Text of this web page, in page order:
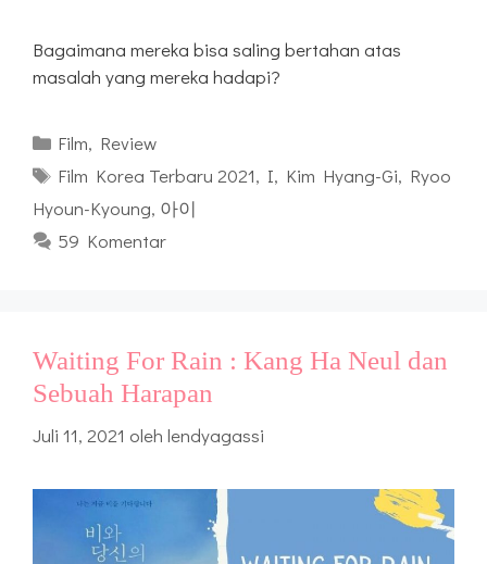
Bagaimana mereka bisa saling bertahan atas
masalah yang mereka hadapi?
Kategori
Film, Review
Tag
Film Korea Terbaru 2021, I, Kim Hyang-Gi, Ryoo
Hyoun-Kyoung, 아이
59 Komentar
Waiting For Rain : Kang Ha Neul dan
Sebuah Harapan
Juli 11, 2021 oleh lendyagassi